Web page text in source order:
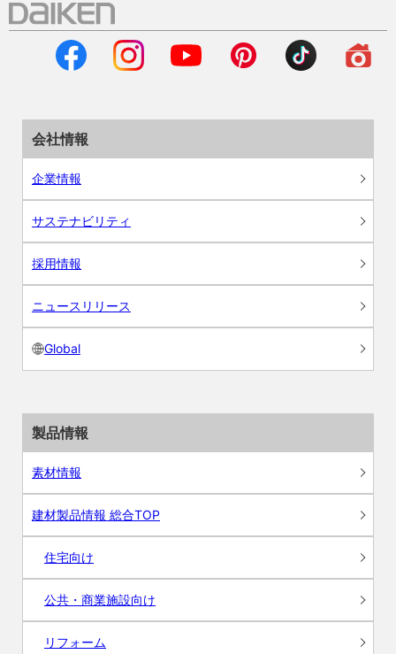
会社情報
企業情報
サステナビリティ
採用情報
ニュースリリース
Global
製品情報
素材情報
建材製品情報 総合TOP
住宅向け
公共・商業施設向け
リフォーム